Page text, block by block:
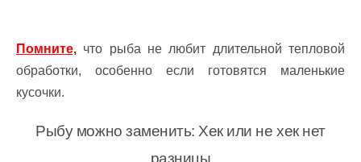
Помните, что рыба не любит длительной тепловой
обработки, особенно если готовятся маленькие
кусочки.
Рыбу можно заменить: Хек или не хек нет
разницы